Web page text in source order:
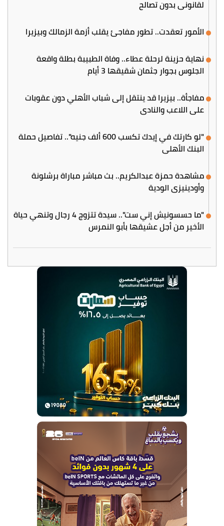
لقانوني بدون تصالح
الأمور تعقدت.. تطور مفاجئ يقلب أزمة الزمالك وبيزيرا
نهاية حزينة لرحلة عطاء.. وفاة الطبيبة بطلة واقعة
الجلوس بجوار جثمان شقيقها 3 أيام
مفاجأة.. بيزيرا قد ينتقل إلى شباب الأهلي دون عقوبات
على اللاعب والنادي
"لو كارتك في إيدك تكسب 600 ألف جنيه".. تفاصيل حملة
البنك الأهلي
مشاهدة حمزة عبدالكريم.. بث مباشر مباراة برشلونة
وأودينيزي الودية
"ما حسسونيش إني ست".. سيدة تتزوج 4 رجال وتنهي حياة
الأخير من أجل عشيقها بأبو النمرس